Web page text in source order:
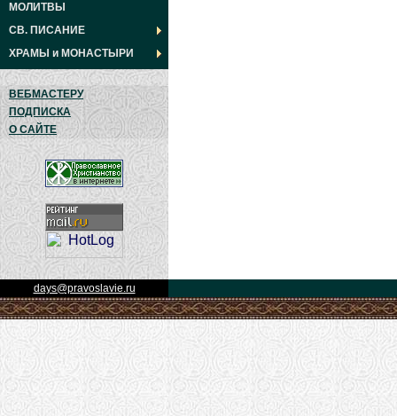
МОЛИТВЫ
СВ. ПИСАНИЕ
ХРАМЫ и МОНАСТЫРИ
ВЕБМАСТЕРУ
ПОДПИСКА
О САЙТЕ
days@pravoslavie.ru